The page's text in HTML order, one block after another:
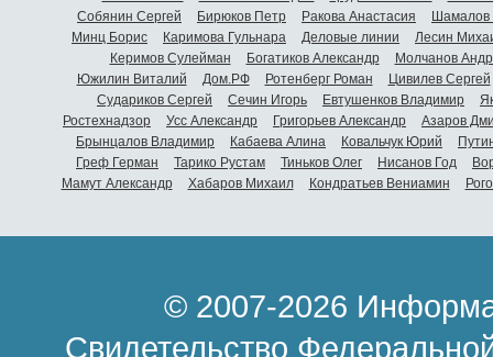
Собянин Сергей
Бирюков Петр Ракова Анастасия
Шамалов
Минц Борис
Каримова Гульнара Деловые линии
Лесин
Керимов Сулейман
Богатиков Александр
Молчанов
Южилин Виталий
Дом.РФ Ротенберг Роман
Цивилев Сергей
Судариков Сергей
Сечин Игорь Евтушенков Владимир
Ростехнадзор
Усс Александр Григорьев Александр
Азаров
Брынцалов Владимир
Кабаева Алина Ковальчук Юрий
Греф Герман
Тарико Рустам Тиньков Олег Нисанов Год
Мамут Александр
Хабаров Михаил Кондратьев Вениамин
© 2007-2026
Свидетельство